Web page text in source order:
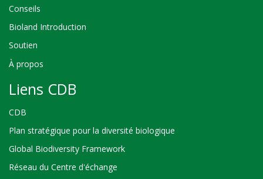
Conseils
Bioland Introduction
Soutien
À propos
Liens CDB
CDB
Plan stratégique pour la diversité biologique
Global Biodiversity Framework
Réseau du Centre d'échange